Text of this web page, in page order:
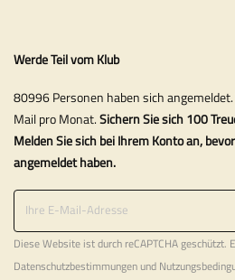
Werde Teil vom Klub
80996 Personen haben sich
Mail pro Monat.Sichern Sie sich 100
Melden Sie sich bei Ihrem Konto an,
angemeldet haben.
Diese Website ist durch reCAPTCHA geschützt.
Datenschutzbestimmungen und